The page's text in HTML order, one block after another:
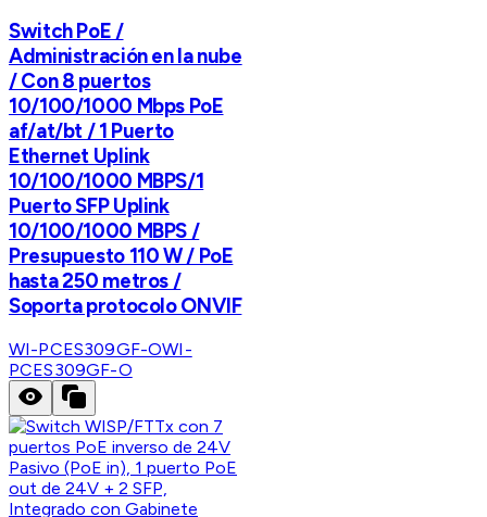
Switch PoE /
Administración en la nube
/ Con 8 puertos
10/100/1000 Mbps PoE
af/at/bt / 1 Puerto
Ethernet Uplink
10/100/1000 MBPS/1
Puerto SFP Uplink
10/100/1000 MBPS /
Presupuesto 110 W / PoE
hasta 250 metros /
Soporta protocolo ONVIF
WI-PCES309GF-OWI-
PCES309GF-O